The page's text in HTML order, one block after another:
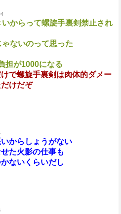
からって螺旋手裏剣禁止され
ないのって思った
担が1000になる
で螺旋手裏剣は肉体的ダメー
けだぞ
からしょうがない
た火影の仕事も
ないくらいだし